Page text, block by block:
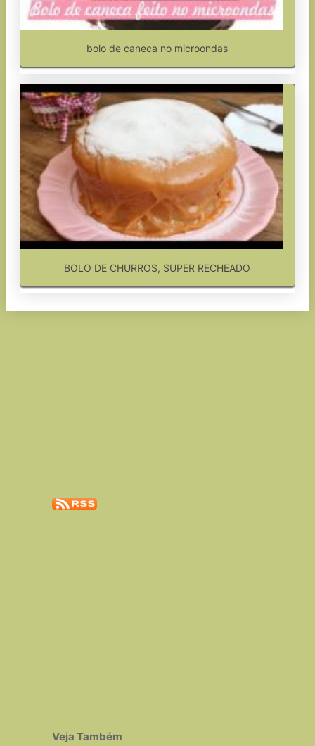
bolo de caneca no microondas
BOLO DE CHURROS, SUPER RECHEADO
Veja Também